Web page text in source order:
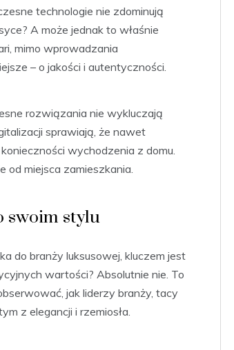
technologie nie zdominują
A może jednak to właśnie
mimo wprowadzania
– o jakości i autentyczności.
rozwiązania nie wykluczają
sprawiają, że nawet
wychodzenia z domu.
od miejsca zamieszkania.
swoim stylu
do branży luksusowej, kluczem jest
wartości? Absolutnie nie. To
jak liderzy branży, tacy
z elegancji i rzemiosła.